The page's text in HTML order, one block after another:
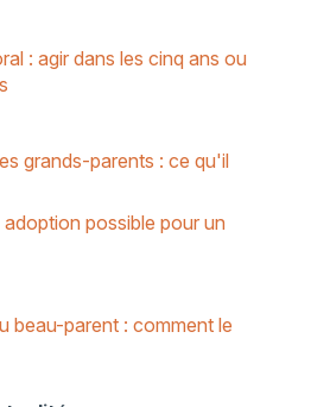
: agir dans les cinq ans ou
grands-parents : ce qu'il
possible pour un
beau-parent : comment le